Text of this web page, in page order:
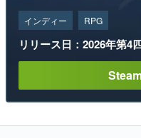
インディー RPG
リリース日：2026年第4